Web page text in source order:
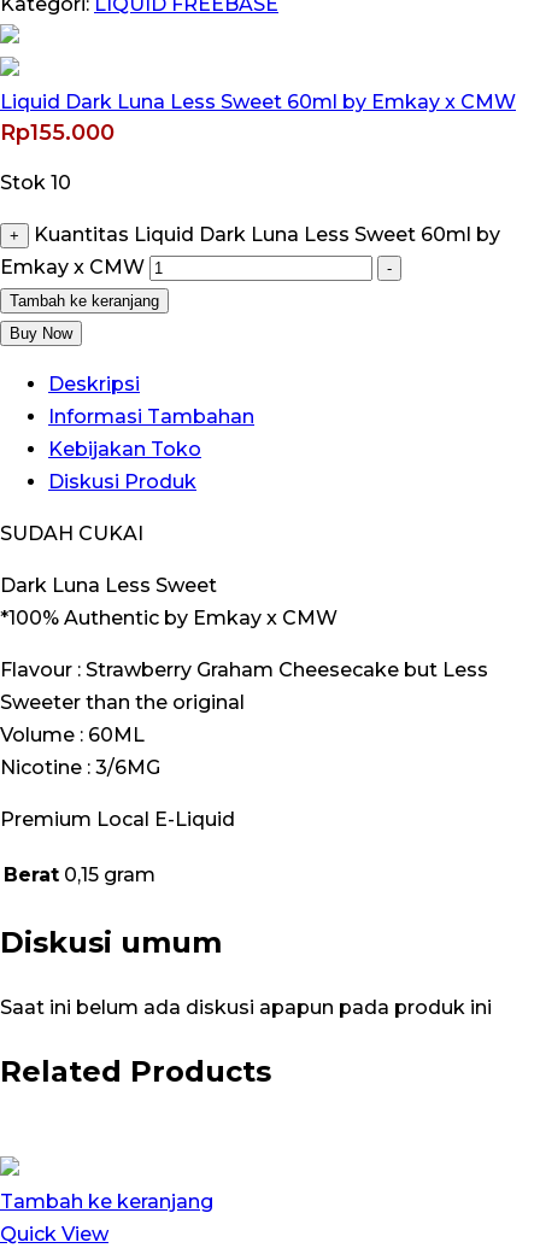
Kategori: LIQUID FREEBASE
Liquid Dark Luna Less Sweet 60ml by Emkay x CMW
Rp155.000
Stok 10
+
Kuantitas Liquid Dark Luna Less Sweet 60ml by
Emkay x CMW
-
Tambah ke keranjang
Buy Now
Deskripsi
Informasi Tambahan
Kebijakan Toko
Diskusi Produk
SUDAH CUKAI
Dark Luna Less Sweet
*100% Authentic by Emkay x CMW
Flavour : Strawberry Graham Cheesecake but Less
Sweeter than the original
Volume : 60ML
Nicotine : 3/6MG
Premium Local E-Liquid
Berat 0,15 gram
Diskusi umum
Saat ini belum ada diskusi apapun pada produk ini
Related Products
Tambah ke keranjang
Quick View